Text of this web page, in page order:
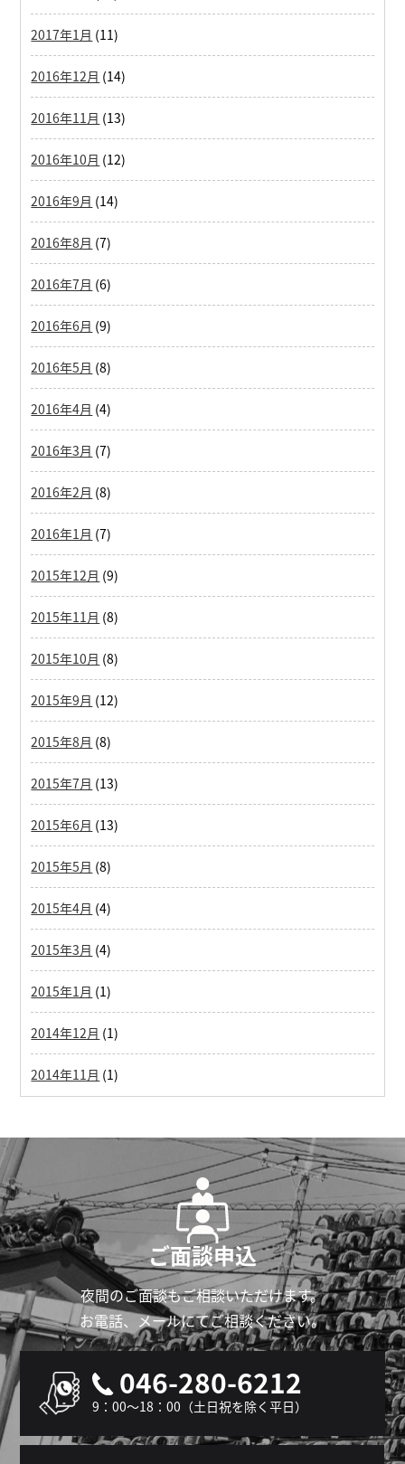
2017年1月 (11)
2016年12月 (14)
2016年11月 (13)
2016年10月 (12)
2016年9月 (14)
2016年8月 (7)
2016年7月 (6)
2016年6月 (9)
2016年5月 (8)
2016年4月 (4)
2016年3月 (7)
2016年2月 (8)
2016年1月 (7)
2015年12月 (9)
2015年11月 (8)
2015年10月 (8)
2015年9月 (12)
2015年8月 (8)
2015年7月 (13)
2015年6月 (13)
2015年5月 (8)
2015年4月 (4)
2015年3月 (4)
2015年1月 (1)
2014年12月 (1)
2014年11月 (1)
ご面談申込
夜間のご面談もご相談いただけます。
お電話、メールにてご相談ください。
046-280-6212
9：00～18：00（土日祝を除く平日）